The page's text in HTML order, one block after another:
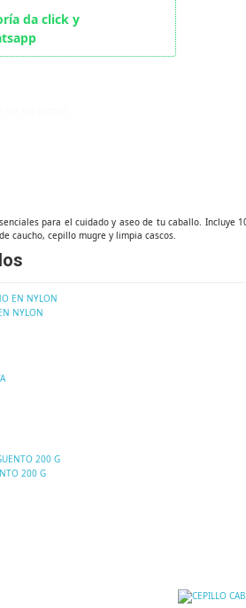
da click y
para el cuidado y aseo de tu caballo.
caucho, cepillo mugre y limpia cascos.
NYLON
200 G